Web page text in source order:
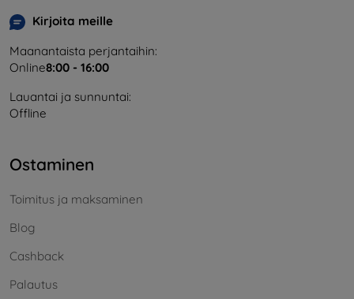
Kirjoita meille
Maanantaista perjantaihin:
Online8:00 - 16:00
Lauantai ja sunnuntai:
Offline
Ostaminen
Toimitus ja maksaminen
Blog
Cashback
Palautus